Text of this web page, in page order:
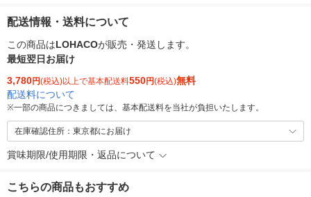
配送情報・送料について
この商品はLOHACOが販売・発送します。
最短翌日お届け
3,780円(税込)以上で基本配送料550円(税込)無料
配送料について
※一部の商品につきましては、基本配送料を当社が負担いたします。
在庫確認住所：東京都にお届け
賞味期限/使用期限・返品について
こちらの商品もおすすめ